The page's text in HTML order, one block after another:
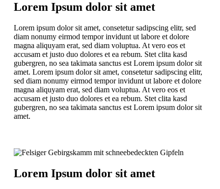
Lorem Ipsum dolor sit amet
Lorem ipsum dolor sit amet, consetetur sadipscing elitr, sed
diam nonumy eirmod tempor invidunt ut labore et dolore
magna aliquyam erat, sed diam voluptua. At vero eos et
accusam et justo duo dolores et ea rebum. Stet clita kasd
gubergren, no sea takimata sanctus est Lorem ipsum dolor sit
amet. Lorem ipsum dolor sit amet, consetetur sadipscing elitr,
sed diam nonumy eirmod tempor invidunt ut labore et dolore
magna aliquyam erat, sed diam voluptua. At vero eos et
accusam et justo duo dolores et ea rebum. Stet clita kasd
gubergren, no sea takimata sanctus est Lorem ipsum dolor sit
amet.
Lorem Ipsum dolor sit amet